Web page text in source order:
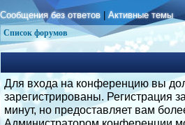
Сообщения без ответов |Активные темы
Список форумов
Для входа на конференцию вы
зарегистрированы. Регистрация
минут, но предоставляет вам